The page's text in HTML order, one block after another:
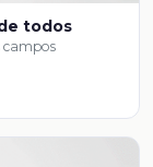
todos
campos